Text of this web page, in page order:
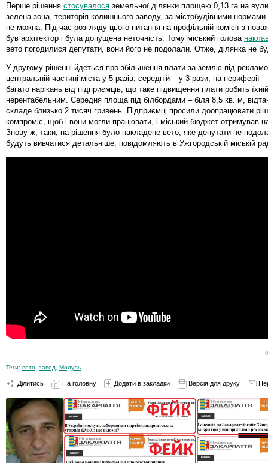
Перше рішення стосувалося земельної ділянки площею 0,13 га на
зелена зона, територія колишнього заводу, за містобудівними
не можна. Під час розгляду цього питання на профільній комісії з
був архітектор і була допущена неточність. Тому міський голова
вето погодилися депутати, вони його не подолали. Отже, ділянка не
У другому рішенні йдеться про збільшення плати за землю під
центральній частині міста у 5 разів, середній – у 3 рази, на периферії
багато нарікань від підприємців, що таке підвищення плати робить
нерентабельним. Середня площа під білбордами – біля 8,5 кв. м, відтак
складе близько 2 тисяч гривень. Підприємці просили доопрацювати
компроміс, щоб і вони могли працювати, і міський бюджет отримував
Знову ж, таки, на рішення було накладене вето, яке депутати не
будуть вивчатися детальніше, повідомляють в Ужгородській міській
Теги: вето завод Модуль
Ділитись На головну Додати в закладки Версія для друку